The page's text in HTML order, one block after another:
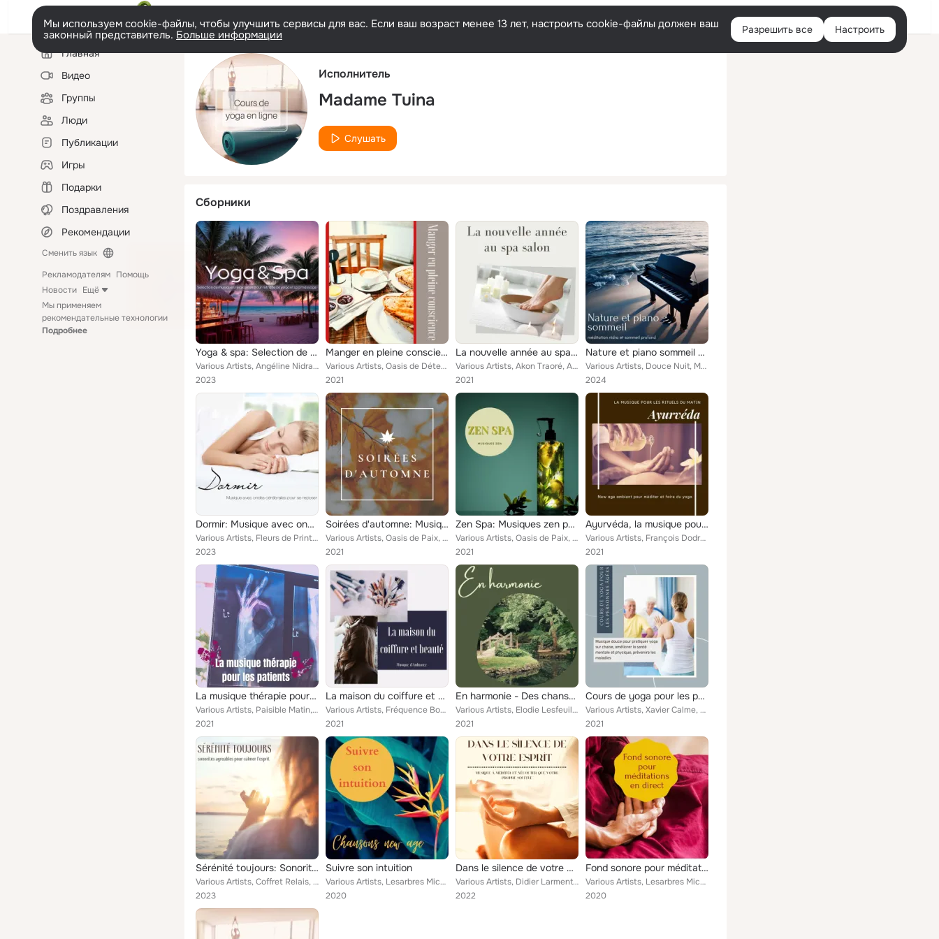
Русский Войти
Мы используем cookie-файлы, чтобы улучшить сервисы для вас. Если ваш возраст менее 13 лет, настроить cookie-файлы должен ваш
законный представитель. Больше информации Разрешить все Настроить
Левая
колонкаГлавная
Видео
Группы
Люди
Публикации
Игры
Подарки
Поздравления
Рекомендации
Сменить язык
Рекламодателям Помощь
Новости Ещё
Мы применяем
рекомендательные технологии
Подробнее
Исполнитель
Madame Tuina
Слушать
Сборники
Yoga & spa: Selection de musiques relaxantes pour retraite de yoga et spa massage
Various Artists, Angéline Nidra, Madame Tuina, Oasis de Yoga, Claudette Kaur, Gaia Lavina, Oasis de Luxe, Spa de Luxe
2023
Manger en pleine conscience - Musique pour calmer l'esprit et faire face au régime, playlist pour la cuisine
Various Artists, Oasis de Détente et Relaxation, Oasis de Méditation, Xavier Calme, François Dodret, Léonard C. Marais, Fauteuil...
2021
La nouvelle année au spa salon: Musique d'ambiance pour bain spécial, massages curatifs et soins de beauté
Various Artists, Akon Traoré, Anne-Lise La Rouge, Paisible Matin, État d'Esprit, Au Naturel, Fauteuil Relaxation, Lucie Camille,...
2021
Nature et piano sommeil - Sélection de musique idéale pour la méditation nidra et favoriser le sommeil profond
Various Artists, Douce Nuit, Madame Tuina, Noémie Lune, Les Chakras, Fréquence Bonheur, Madame Tuina Zen, Sophie Am
2024
Dormir: Musique avec ondes cérébrales pour se reposer, préparer le corps et l'esprit au sommeil
Various Artists, Fleurs de Printemps, Madame Tuina, Gaia Lecleck, Dominique Mantra, Louise Dodo, Paisible Matin, État d'Esprit, ...
2023
Soirées d'automne: Musiques malinconiques pour les lectures des soirées d'automne
Various Artists, Oasis de Paix, Adrienne Bechard, Xavier Calme, Paisible Matin, Fréquence Bonheur, Detente Lolita, Julie Boudon,...
2021
Zen Spa: Musiques zen pour la chambre de massage
Various Artists, Oasis de Paix, Coffret Relais, Madame Tuina, Coffret harmonie, État d'Esprit, Charlotte Guérir, Ayurveda Ledonn...
2021
Ayurvéda, la musique pour les rituels du matin - New age ambient pour méditer et faire du yoga
Various Artists, François Dodret, Gerard Guerì, Camille Enyal, Claudette Calmante, Lucie Camille, Coffret Relais, Madame Tuina, ...
2021
La musique thérapie pour les patients - Musique douce pour préparer le patient à l'opération, infuser calme et positivité
Various Artists, Paisible Matin, Fréquence Bonheur, Ayurveda Ledonne, Anne de l'Aube, Coffret Bien-être Enyalie, Ambiance Détent...
2021
La maison du coiffure et beauté - Musique d'ambiance pour se détendre au salon de beauté
Various Artists, Fréquence Bonheur, Nicolas et Annelise, Toulouche Laureque, Coffret Bien-être Enyalie, Lesarbres Michelle, Coff...
2021
En harmonie - Des chansons new age relaxantes à utiliser comme musique de fond pour vous reposer et vous vider l'esprit
Various Artists, Elodie Lesfeuilles, Calme Allaire, Camille Enyal, État d'Esprit, Jean-Luc Guillaume, Lucie Camille, Coffret Bie...
2021
Cours de yoga pour les personnes âgées: Musique douce pour pratiquer yoga sur chaise, améliorer la santé mentale et physique, pr...
Various Artists, Xavier Calme, Oasis de Yoga, Ayurveda Ledonne, Jean-Luc Guillaume, Gaia Liparoux, Anne de l'Aube, Léa Deloffre,...
2021
Sérénité toujours: Sonorités agreables pour calmer l'esprit, apaiser l'anxieté
Various Artists, Coffret Relais, Lorette Chakra, Madame Tuina, Messiers Lament, Camille Enyal, État d'Esprit, Madame Tuina Zen
2023
Suivre son intuition
Various Artists, Lesarbres Michelle, Coffret Relais, Madame Tuina, Sere Nite, Paisible Matin, Lola Durand, L'esprit de Shiva, Ét...
2020
Dans le silence de votre esprit: Musique à méditer et n'écouter que votre propre souffle
Various Artists, Didier Larment, Coffret Relais, Madame Tuina, État d'Esprit, Jean-Luc Guillaume, Anne de l'Aube, Carl Morel, Am...
2022
Fond sonore pour méditations en direct
Various Artists, Lesarbres Michelle, L'eau et la terre, Madame Tuina, Lola Durand, Camille Enyal, Guillaume Guérison, Claudette ...
2020